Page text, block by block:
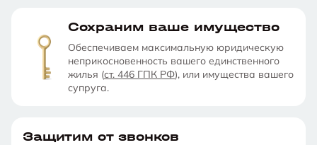
Сохраним ваше имущество
Обеспечиваем максимальную юридическую
неприкосновенность вашего единственного
жилья (ст. 446 ГПК РФ), или имущества вашего
супруга.
Защитим от звонков